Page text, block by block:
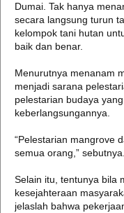
Dumai. Tak hanya
secara langsung turun
kelompok tani hutan
baik dan benar.
Menurutnya menanam
menjadi sarana
pelestarian budaya
keberlangsungannya.
“Pelestarian mangrove
semua orang,” sebutnya.
Selain itu, tentunya bila
kesejahteraan
jelaslah bahwa